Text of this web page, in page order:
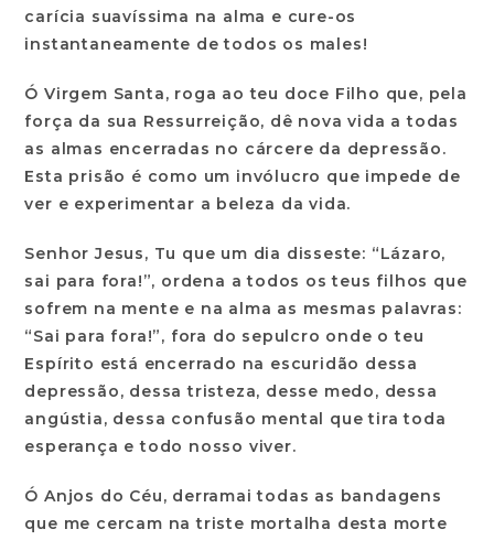
carícia suavíssima na alma e cure-os
instantaneamente de todos os males!
Ó Virgem Santa, roga ao teu doce Filho que, pela
força da sua Ressurreição, dê nova vida a todas
as almas encerradas no cárcere da depressão.
Esta prisão é como um invólucro que impede de
ver e experimentar a beleza da vida.
Senhor Jesus, Tu que um dia disseste: “Lázaro,
sai para fora!”, ordena a todos os teus filhos que
sofrem na mente e na alma as mesmas palavras:
“Sai para fora!”, fora do sepulcro onde o teu
Espírito está encerrado na escuridão dessa
depressão, dessa tristeza, desse medo, dessa
angústia, dessa confusão mental que tira toda
esperança e todo nosso viver.
Ó Anjos do Céu, derramai todas as bandagens
que me cercam na triste mortalha desta morte